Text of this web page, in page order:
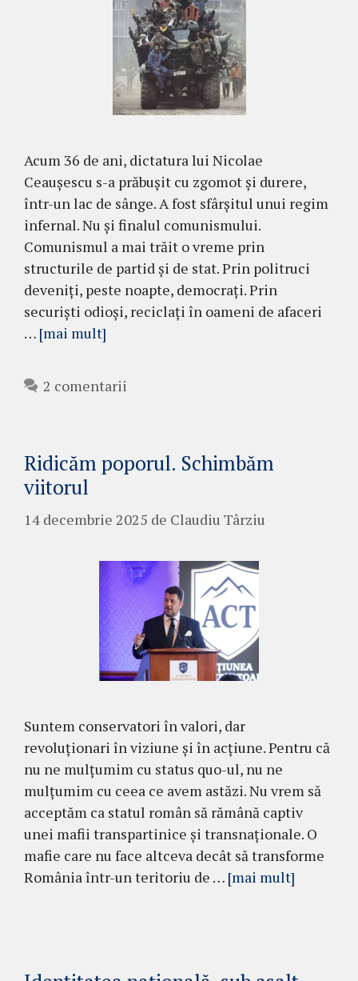
Acum 36 de ani, dictatura lui Nicolae
Ceaușescu s-a prăbușit cu zgomot și durere,
într-un lac de sânge. A fost sfârșitul unui regim
infernal. Nu și finalul comunismului.
Comunismul a mai trăit o vreme prin
structurile de partid și de stat. Prin politruci
deveniți, peste noapte, democrați. Prin
securiști odioși, reciclați în oameni de afaceri
… [mai mult]
2 comentarii
Ridicăm poporul. Schimbăm
viitorul
14 decembrie 2025 de Claudiu Târziu
Suntem conservatori în valori, dar
revoluționari în viziune și în acțiune. Pentru că
nu ne mulțumim cu status quo-ul, nu ne
mulțumim cu ceea ce avem astăzi. Nu vrem să
acceptăm ca statul român să rămână captiv
unei mafii transpartinice și transnaționale. O
mafie care nu face altceva decât să transforme
România într-un teritoriu de … [mai mult]